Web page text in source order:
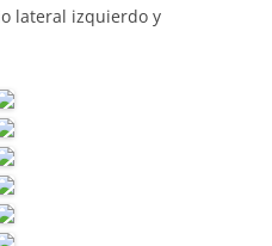
lateral izquierdo y